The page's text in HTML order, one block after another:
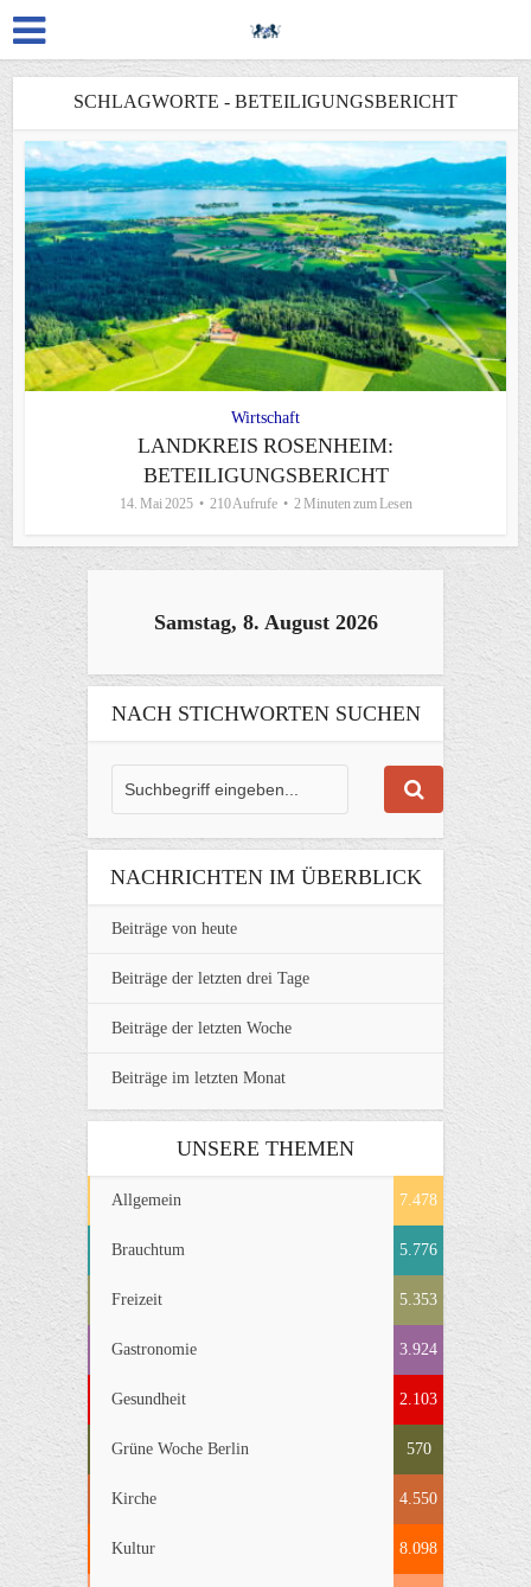
SCHLAGWORTE - BETEILIGUNGSBERICHT
Wirtschaft
LANDKREIS ROSENHEIM:
BETEILIGUNGSBERICHT
14. Mai 2025 210 Aufrufe 2 Minuten zum Lesen
Samstag, 8. August 2026
NACH STICHWORTEN SUCHEN
NACHRICHTEN IM ÜBERBLICK
Beiträge von heute
Beiträge der letzten drei Tage
Beiträge der letzten Woche
Beiträge im letzten Monat
UNSERE THEMEN
Allgemein 7.478
Brauchtum 5.776
Freizeit 5.353
Gastronomie 3.924
Gesundheit 2.103
Grüne Woche Berlin 570
Kirche 4.550
Kultur 8.098